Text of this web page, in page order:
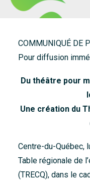
Équilibre
études-travail
au Centre-du-Québec
et publications
À propos
Nous joindre
COMMUNIQUÉ DE
Pour diffusion
Du théâtre pour
Une création du
Centre-du-Québec,
Table régionale de
(TRECQ), dans le